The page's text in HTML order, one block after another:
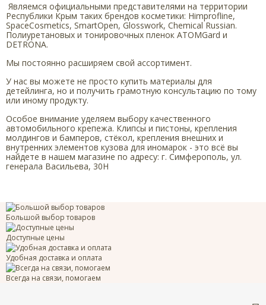
Являемся официальными представителями на территории
Республики Крым таких брендов косметики: Himprofline,
SpaceCosmetics, SmartOpen, Glosswork, Chemical Russian.
Полиуретановых и тонировочных пленок ATOMGard и
DETRONA.
Мы постоянно расширяем свой ассортимент.
У нас вы можете не просто купить материалы для
детейлинга, но и получить грамотную консультацию по тому
или иному продукту.
Особое внимание уделяем выбору качественного
автомобильного крепежа. Клипсы и пистоны, крепления
молдингов и бамперов, стёкол, крепления внешних и
внутренних элементов кузова для иномарок - это всё вы
найдете в нашем магазине по адресу: г. Симферополь, ул.
генерала Васильева, 30Н
Большой выбор товаров
Доступные цены
Удобная доставка и оплата
Всегда на связи, помогаем